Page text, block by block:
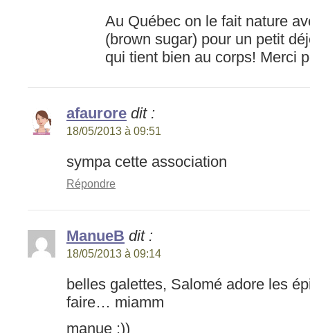
Au Québec on le fait nature
(brown sugar) pour un petit
qui tient bien au corps! Merci
afaurore dit :
18/05/2013 à 09:51
sympa cette association
Répondre
ManueB dit :
18/05/2013 à 09:14
belles galettes, Salomé adore les
faire… miamm
manue :))